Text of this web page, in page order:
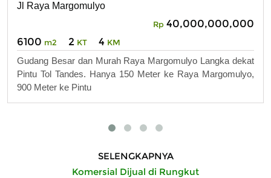
Jl Raya Margomulyo
Rp 40,000,000,000
6100 m2 2 KT 4 KM
Gudang Besar dan Murah Raya Margomulyo Langka dekat
Pintu Tol Tandes. Hanya 150 Meter ke Raya Margomulyo,
900 Meter ke Pintu
SELENGKAPNYA
Komersial Dijual di Rungkut